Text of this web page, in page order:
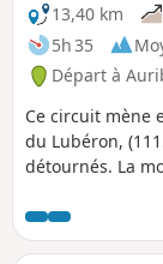
13,40 km
5h 35
Départ à
Ce circuit mène
du Lubéron,
détournés. La
mais nécessite
caillouteux.